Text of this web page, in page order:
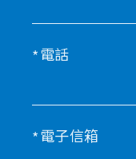
電話
電子信箱